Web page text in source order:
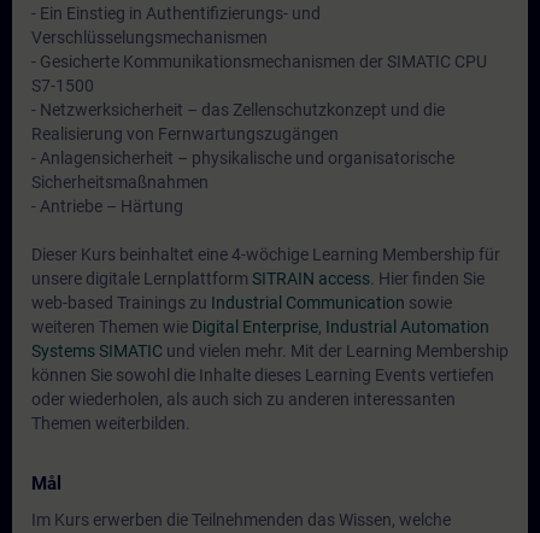
- Ein Einstieg in Authentifizierungs- und
Verschlüsselungsmechanismen
- Gesicherte Kommunikationsmechanismen der SIMATIC CPU
S7-1500
- Netzwerksicherheit – das Zellenschutzkonzept und die
Realisierung von Fernwartungszugängen
- Anlagensicherheit – physikalische und organisatorische
Sicherheitsmaßnahmen
- Antriebe – Härtung
Dieser Kurs beinhaltet eine 4-wöchige Learning Membership für
unsere digitale Lernplattform SITRAIN access . Hier finden Sie
web-based Trainings zu Industrial Communication sowie
weiteren Themen wie Digital Enterprise, Industrial Automation
Systems SIMATIC und vielen mehr. Mit der Learning Membership
können Sie sowohl die Inhalte dieses Learning Events vertiefen
oder wiederholen, als auch sich zu anderen interessanten
Themen weiterbilden.
Mål
Im Kurs erwerben die Teilnehmenden das Wissen, welche